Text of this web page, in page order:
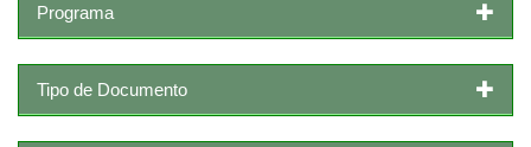
Programa
Tipo de Documento